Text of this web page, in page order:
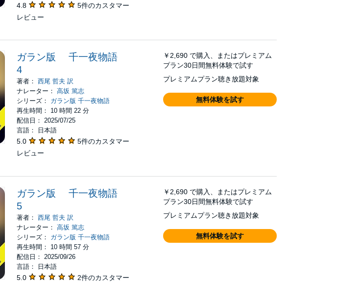
4.8
5件のカスタマー
レビュー
ガラン版 千一夜物語
4
著者：西尾 哲夫 訳
ナレーター：高坂 篤志
シリーズ： ガラン版 千一夜物語
再生時間： 10 時間 22 分
配信日： 2025/07/25
言語： 日本語
5.0
5件のカスタマー
レビュー
￥2,690 で購入、またはプレミアム
プラン30日間無料体験で試す
プレミアムプラン聴き放題対象
無料体験を試す
ガラン版 千一夜物語
5
著者：西尾 哲夫 訳
ナレーター：高坂 篤志
シリーズ： ガラン版 千一夜物語
再生時間： 10 時間 57 分
配信日： 2025/09/26
言語： 日本語
5.0
2件のカスタマー
￥2,690 で購入、またはプレミアム
プラン30日間無料体験で試す
プレミアムプラン聴き放題対象
無料体験を試す